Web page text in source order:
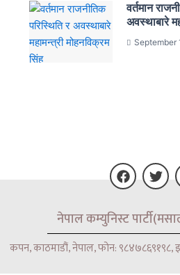
वर्तमान
अवस्थाबारे
September
a
c
e
b
w
i
t
t
नेपाल कम्युनिस्ट
कपन, काठमाडौं, नेपाल, फोन: